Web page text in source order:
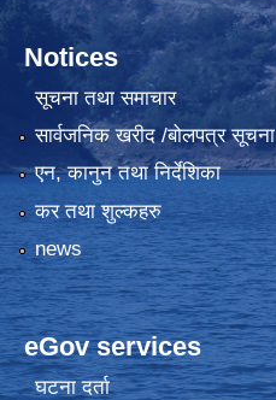
Notices
सूचना तथा समाचार
सार्वजनिक खरीद /बोलपत्र सूचना
एन, कानुन तथा निर्देशिका
कर तथा शुल्कहरु
news
eGov services
घटना दर्ता